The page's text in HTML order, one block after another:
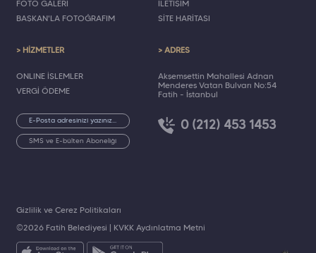
FOTO GALERİ
BAŞKAN'LA FOTOĞRAFIM
İLETİŞİM
SİTE HARİTASI
> HİZMETLER
ONLINE İŞLEMLER
VERGİ ÖDEME
SMS ve E-bülten Aboneliği
> ADRES
Akşemsettin Mahallesi Adnan
Menderes Vatan Bulvarı No:54
Fatih - İstanbul
0 (212) 453 1453
©2026 Fatih Belediyesi | KVKK Aydınlatma Metni
Gizlilik ve Çerez Politikaları